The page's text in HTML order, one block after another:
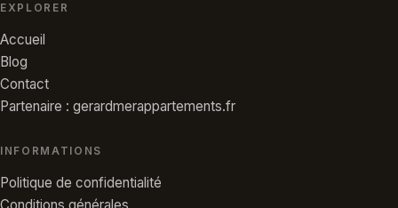
EXPLORER
Accueil
Blog
Contact
Partenaire : gerardmerappartements.fr
INFORMATIONS
Politique de confidentialité
Conditions générales